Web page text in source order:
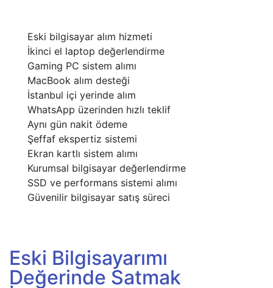
Eski bilgisayar alım hizmeti
İkinci el laptop değerlendirme
Gaming PC sistem alımı
MacBook alım desteği
İstanbul içi yerinde alım
WhatsApp üzerinden hızlı teklif
Aynı gün nakit ödeme
Şeffaf ekspertiz sistemi
Ekran kartlı sistem alımı
Kurumsal bilgisayar değerlendirme
SSD ve performans sistemi alımı
Güvenilir bilgisayar satış süreci
Eski Bilgisayarımı
Değerinde Satmak